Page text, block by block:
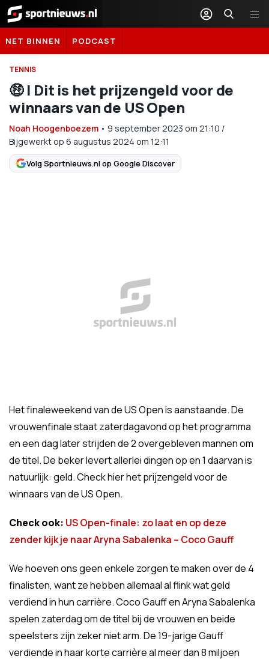
Sportnieuws.nl
NET BINNEN PODCAST
TENNIS
🤑 | Dit is het prijzengeld voor de
winnaars van de US Open
Noah Hoogenboezem • 9 september 2023 om 21:10 /
Bijgewerkt op 6 augustus 2024 om 12:11
Volg Sportnieuws.nl op Google Discover
Het finaleweekend van de US Open is aanstaande. De
vrouwenfinale staat zaterdagavond op het programma
en een dag later strijden de 2 overgebleven mannen om
de titel. De beker levert allerlei dingen op en 1 daarvan is
natuurlijk: geld. Check hier het prijzengeld voor de
winnaars van de US Open.
Check ook: US Open-finale: zo laat en op deze
zender kijk je naar Aryna Sabalenka – Coco Gauff
We hoeven ons geen enkele zorgen te maken over de 4
finalisten, want ze hebben allemaal al flink wat geld
verdiend in hun carrière. Coco Gauff en Aryna Sabalenka
spelen zaterdag om de titel bij de vrouwen en beide
speelsters zijn zeker niet arm. De 19-jarige Gauff
verdiende in haar korte carrière al meer dan 8 miljoen